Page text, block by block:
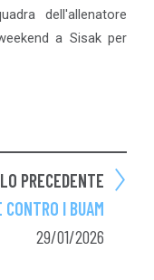
dell'allenatore
a Sisak per
PRECEDENTE
I BUAM
29/01/2026